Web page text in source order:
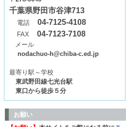
千葉県野田市谷津713
電話 04-7125-4108
FAX 04-7123-7108
メール
nodachuo-h@chiba-c.ed.jp
最寄り駅～学校
東武野田線七光台駅
東口から徒歩５分
お願い